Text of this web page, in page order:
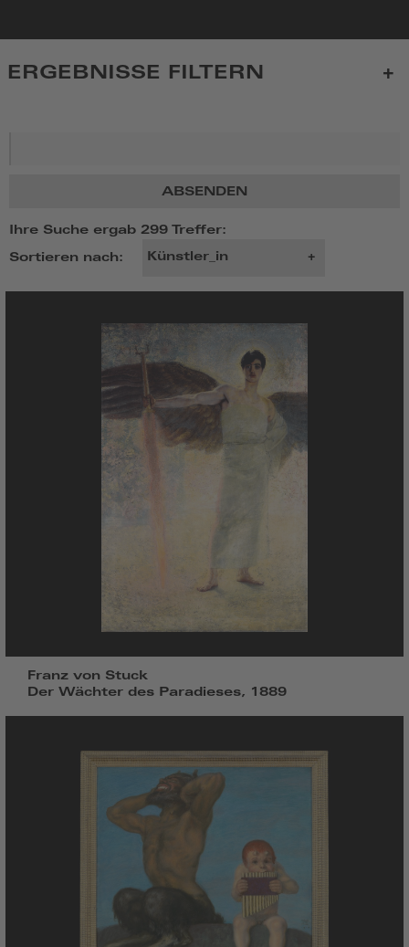
Startseite
ABSENDEN
Ihre Suche ergab 299 Treffer:
Sortieren nach:
Franz von Stuck
Der Wächter des Paradieses, 1889
ERGEBNISSE FILTERN